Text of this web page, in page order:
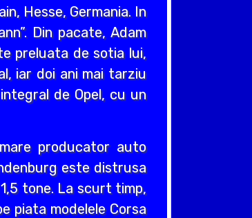
Hesse, Germania. In
Din pacate, Adam
preluata de sotia lui,
iar doi ani mai tarziu
de Opel, cu un
producator auto
este distrusa
tone. La scurt timp,
piata modelele Corsa